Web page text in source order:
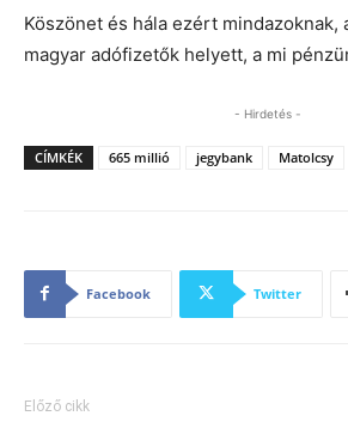
Köszönet és hála ezért mindazoknak,
magyar adófizetők helyett, a mi
- Hirdetés -
CÍMKÉK 665 millió jegybank Matolcsy
Facebook Twitter
Előző cikk